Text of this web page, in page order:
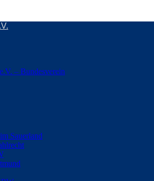
– Bundesverein
Sauerland